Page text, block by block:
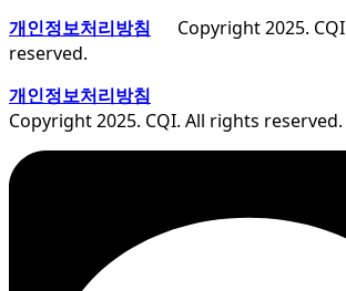
개인정보처리방침 Copyright 2025.
reserved.
개인정보처리방침
Copyright 2025. CQI. All rights reserved.